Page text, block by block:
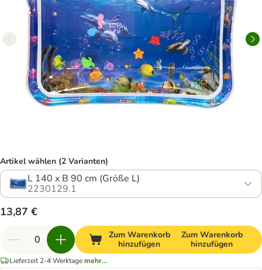
Artikel wählen (2 Varianten)
L 140 x B 90 cm (Größe L)
2230129.1
13,87 €
Zum Warenkorb
hinzufügen
Zum Warenkorb
hinzufügen
Lieferzeit 2-4 Werktagemehr...